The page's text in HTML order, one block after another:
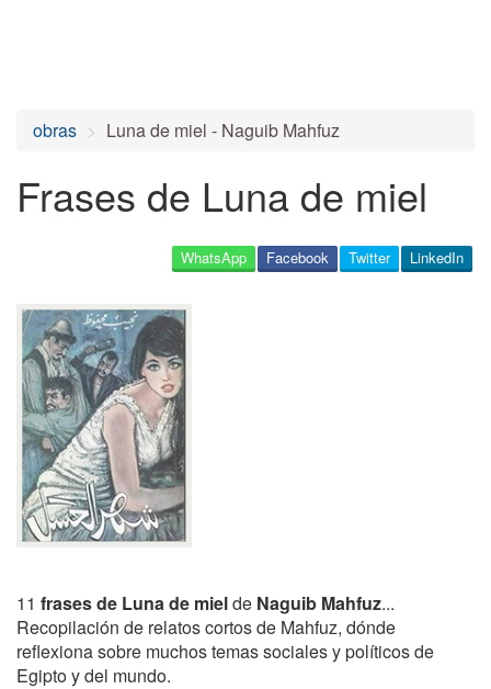
obras Luna de miel - Naguib Mahfuz
Frases de Luna de miel
LinkedIn
Twitter
Facebook
WhatsApp
11 frases de Luna de mielde Naguib Mahfuz...
Recopilación de relatos cortos de Mahfuz, dónde
reflexiona sobre muchos temas sociales y políticos de
Egipto y del mundo.